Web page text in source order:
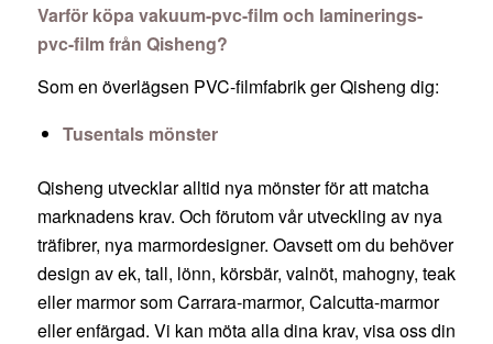
Varför köpa vakuum-pvc-film och laminerings-
pvc-film från Qisheng?
Som en överlägsen PVC-filmfabrik ger Qisheng dig:
Tusentals mönster
Qisheng utvecklar alltid nya mönster för att matcha
marknadens krav. Och förutom vår utveckling av nya
träfibrer, nya marmordesigner. Oavsett om du behöver
design av ek, tall, lönn, körsbär, valnöt, mahogny, teak
eller marmor som Carrara-marmor, Calcutta-marmor
eller enfärgad. Vi kan möta alla dina krav, visa oss din